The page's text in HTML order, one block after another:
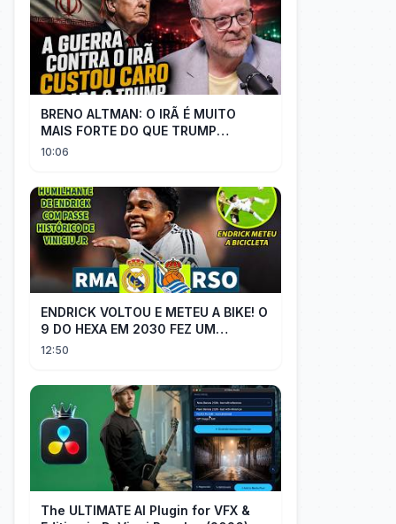
BRENO ALTMAN: O IRÃ É MUITO
MAIS FORTE DO QUE TRUMP
IMAGINAVA
10:06
ENDRICK VOLTOU E METEU A BIKE! O
9 DO HEXA EM 2030 FEZ UM
GOLAÇO E MOSTROU QUE VAI SER
12:50
The ULTIMATE AI Plugin for VFX &